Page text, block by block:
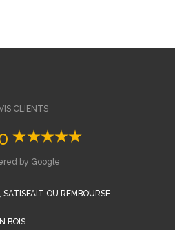
CLIENTS
by Google
SATISFAIT OU REMBOURSE
BOIS